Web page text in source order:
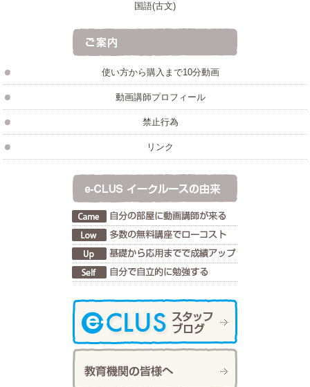
国語(古文)
使い方から購入まで10分動画
動画講師プロフィール
禁止行為
リンク